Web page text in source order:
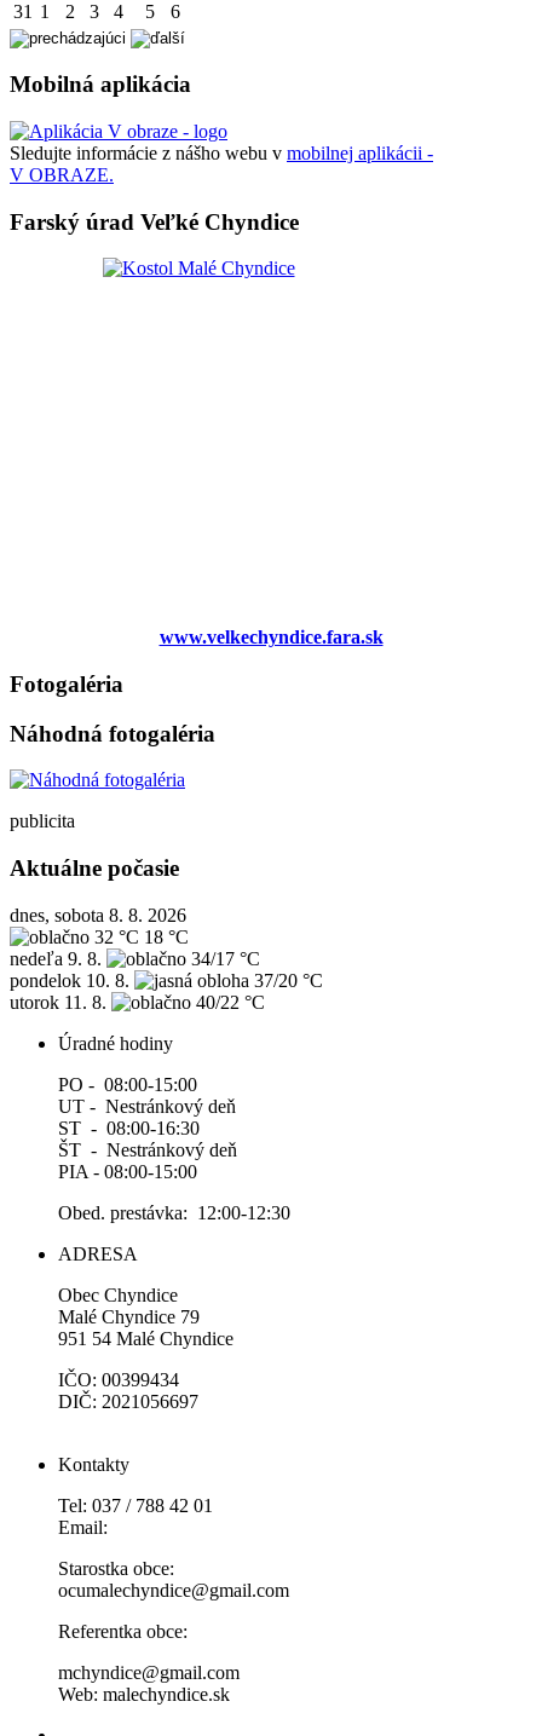
31 1 2 3 4 5 6
Mobilná aplikácia
Sledujte informácie z nášho webu v mobilnej aplikácii -
V OBRAZE.
Farský úrad Veľké Chyndice
www.velkechyndice.fara.sk
Fotogaléria
Náhodná fotogaléria
publicita
Aktuálne počasie
dnes, sobota 8. 8. 2026
32 °C 18 °C
nedeľa 9. 8.
34/17 °C
pondelok 10. 8.
37/20 °C
utorok 11. 8.
40/22 °C
Úradné hodiny
PO - 08:00-15:00
UT - Nestránkový deň
ST - 08:00-16:30
ŠT - Nestránkový deň
PIA - 08:00-15:00
Obed. prestávka: 12:00-12:30
ADRESA
Obec Chyndice
Malé Chyndice 79
951 54 Malé Chyndice
IČO: 00399434
DIČ: 2021056697
Kontakty
Tel: 037 / 788 42 01
Email:
Starostka obce:
ocumalechyndice@gmail.com
Referentka obce:
mchyndice@gmail.com
Web: malechyndice.sk